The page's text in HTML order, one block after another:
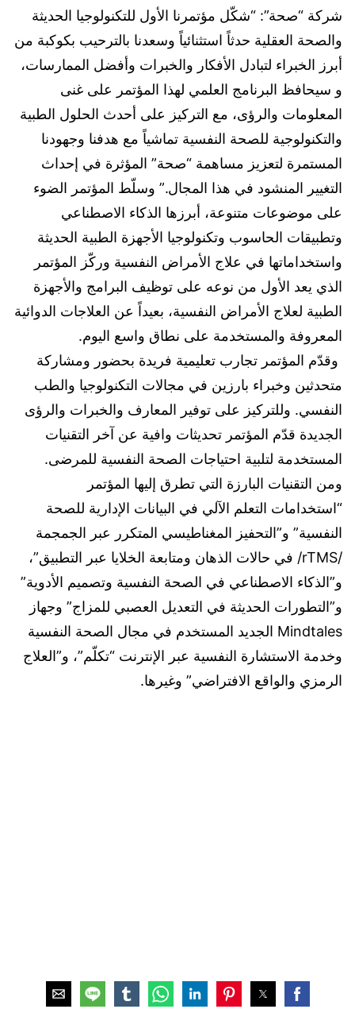
شركة “صحة”: “شكّل مؤتمرنا الأول للتكنولوجيا الحديثة
والصحة العقلية حدثاً استثنائياً وسعدنا بالترحيب بكوكبة من
أبرز الخبراء لتبادل الأفكار والخبرات وأفضل الممارسات،
و سيحافظ البرنامج العلمي لهذا المؤتمر على غنى
المعلومات والرؤى، مع التركيز على أحدث الحلول الطبية
والتكنولوجية للصحة النفسية تماشياً مع هدفنا وجهودنا
المستمرة لتعزيز مساهمة “صحة” المؤثرة في إحداث
التغيير المنشود في هذا المجال.” ‎وسلّط المؤتمر الضوء
على موضوعات متنوعة، أبرزها الذكاء الاصطناعي
وتطبيقات الحاسوب وتكنولوجيا الأجهزة الطبية الحديثة
واستخداماتها في علاج الأمراض النفسية وركّز المؤتمر
الذي يعد الأول من نوعه على توظيف البرامج والأجهزة
الطبية لعلاج الأمراض النفسية، بعيداً عن العلاجات الدوائية
المعروفة والمستخدمة على نطاق واسع اليوم.
‎ وقدّم المؤتمر تجارب تعليمية فريدة بحضور ومشاركة
متحدثين وخبراء بارزين في مجالات التكنولوجيا والطب
النفسي. وللتركيز على توفير المعارف والخبرات والرؤى
الجديدة قدّم المؤتمر تحديثات وافية عن آخر التقنيات
المستخدمة لتلبية احتياجات الصحة النفسية للمرضى.
‎ومن التقنيات البارزة التي تطرق إليها المؤتمر
“استخدامات التعلم الآلي في البيانات الإدارية للصحة
النفسية” و”التحفيز المغناطيسي المتكرر عبر الجمجمة
/rTMS/ في حالات الذهان ومتابعة الخلايا عبر التطبيق”،
و”الذكاء الاصطناعي في الصحة النفسية وتصميم الأدوية”
و”التطورات الحديثة في التعديل العصبي للمزاج” وجهاز
Mindtales الجديد المستخدم في مجال الصحة النفسية
وخدمة الاستشارة النفسية عبر الإنترنت “تكلّم”، و”العلاج
الرمزي والواقع الافتراضي” وغيرها.